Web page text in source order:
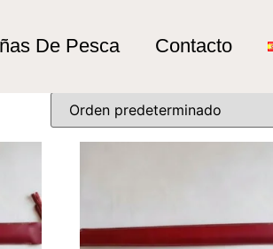
De Pesca Contacto